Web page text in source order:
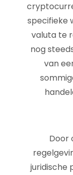
specifieke
valuta te
nog
van
Door
juridische